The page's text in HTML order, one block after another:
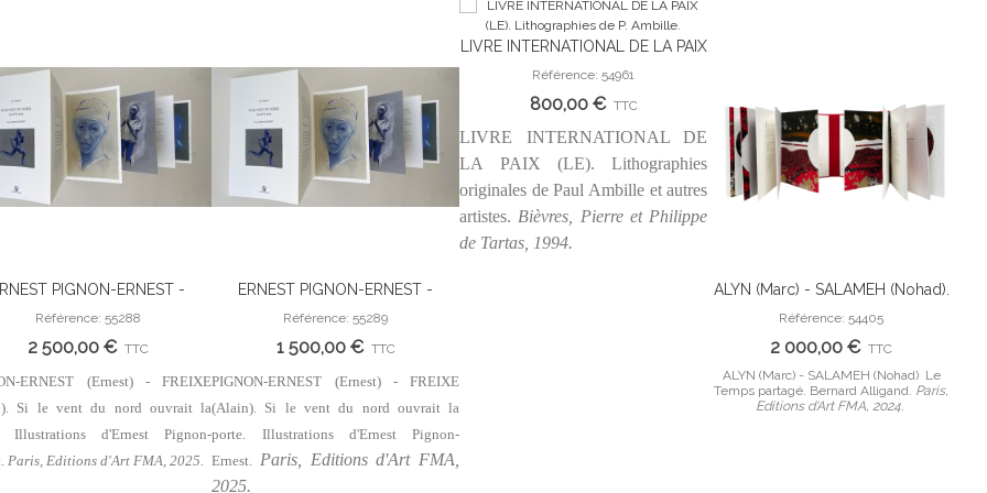
PIGNON-ERNEST -
(Alain). Si le vent du nord
ouvrait la porte. Illustrations
d'Ernest Pignon-Ernest.
Référence: 55288
2 500,00 € TTC
ERNEST (Ernest) - FREIXE
Si le vent du nord ouvrait la
Illustrations d'Ernest Pignon-
Paris, Editions d'Art FMA, 2025.
ERNEST PIGNON-ERNEST -
FREIXE (Alain). Si le vent du nord
ouvrait la porte. Illustrations
d'Ernest Pignon-Ernest.
Référence: 55289
1 500,00 € TTC
PIGNON-ERNEST (Ernest) - FREIXE
(Alain). Si le vent du nord ouvrait la
porte. Illustrations d'Ernest Pignon-
Ernest. Paris, Editions d'Art FMA,
2025.
LIVRE INTERNATIONAL DE LA PAIX
(LE). Lithographies de P. Ambille.
Référence: 54961
800,00 € TTC
LIVRE INTERNATIONAL DE
LA PAIX (LE). Lithographies
originales de Paul Ambille et autres
artistes. Bièvres, Pierre et Philippe
de Tartas, 1994.
Ajouter Au Panier
ALYN (Marc) - SALAMEH (Nohad).
Le Temps partagé. Bernard
Alligand.
Référence: 54405
2 000,00 € TTC
ALYN (Marc) - SALAMEH (Nohad). Le
Temps partagé. Bernard Alligand. Paris,
Editions d'Art FMA, 2024.